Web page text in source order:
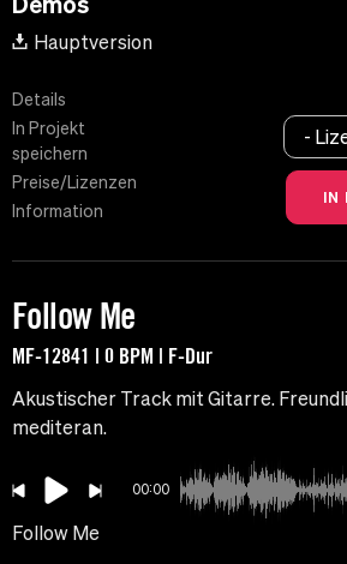
Hauptversion
Details
In Projekt
speichern
Preise/Lizenzen
Information
-
Follow Me
MF-12841 | 0 BPM | F-Dur
Akustischer Track mit Gitarre.
mediteran.
00:00
Follow Me